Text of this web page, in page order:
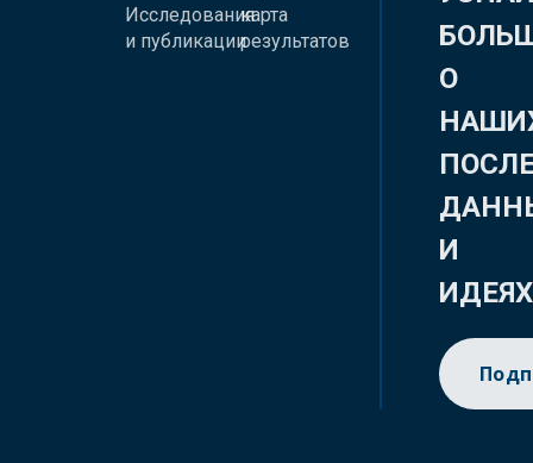
Исследования
и публикации
карта
результатов
О
И
ИДЕЯХ